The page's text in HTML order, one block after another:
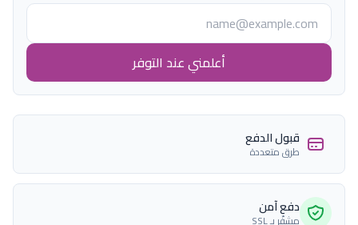
أعلمني عند التوفر
قبول الدفع
طرق متعددة
دفع آمن
مشفّر بـ SSL